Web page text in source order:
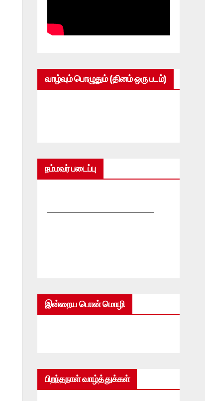
வாழ்வும் பொழுதும் (தினம் ஒரு படம்)
நம்மவர் படைப்பு
—————————————-
இன்றைய பொன் மொழி
பிறந்தநாள் வாழ்த்துக்கள்